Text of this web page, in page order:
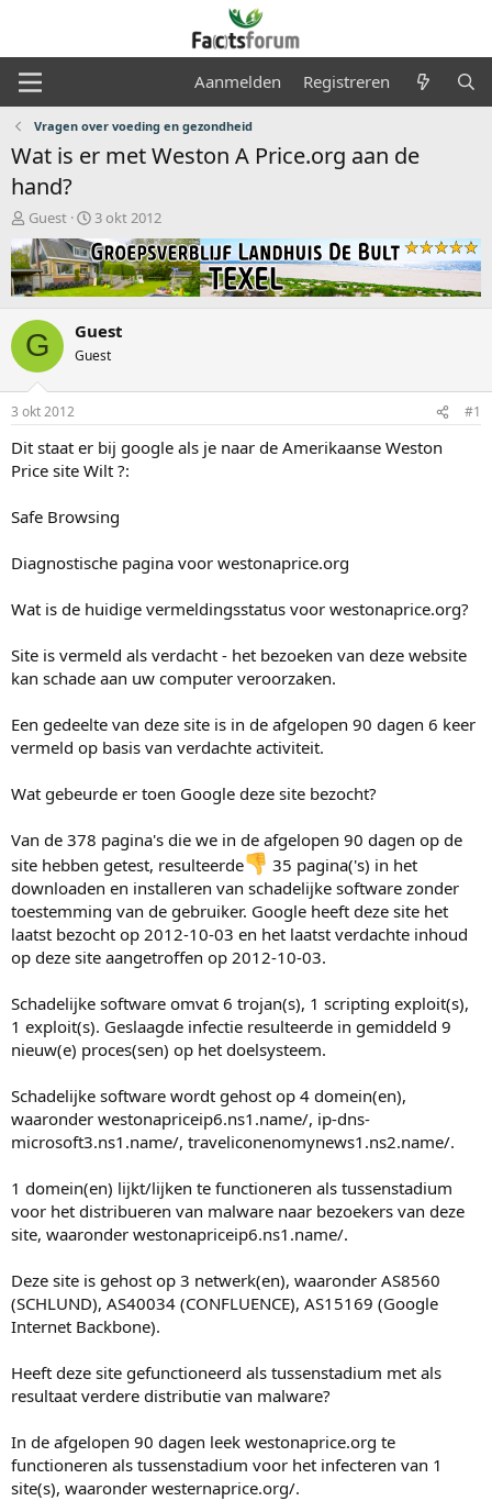
Aanmelden Registreren
Vragen over voeding en gezondheid
Wat is er met Weston A Price.org aan de
hand?
O
n
d
e
r
w
e
r
p
s
t
r
t
r
Guest
S
a
r
t
a
t
m
3 okt 2012
G Guest
Guest
3 okt 2012 #1
Dit staat er bij google als je naar de Amerikaanse Weston
Price site Wilt ?:
Safe Browsing
Diagnostische pagina voor westonaprice.org
Wat is de huidige vermeldingsstatus voor westonaprice.org?
Site is vermeld als verdacht - het bezoeken van deze website
kan schade aan uw computer veroorzaken.
Een gedeelte van deze site is in de afgelopen 90 dagen 6 keer
vermeld op basis van verdachte activiteit.
Wat gebeurde er toen Google deze site bezocht?
Van de 378 pagina's die we in de afgelopen 90 dagen op de
site hebben getest, resulteerde
35 pagina('s) in het
downloaden en installeren van schadelijke software zonder
toestemming van de gebruiker. Google heeft deze site het
laatst bezocht op 2012-10-03 en het laatst verdachte inhoud
op deze site aangetroffen op 2012-10-03.
Schadelijke software omvat 6 trojan(s), 1 scripting exploit(s),
1 exploit(s). Geslaagde infectie resulteerde in gemiddeld 9
nieuw(e) proces(sen) op het doelsysteem.
Schadelijke software wordt gehost op 4 domein(en),
waaronder westonapriceip6.ns1.name/, ip-dns-
microsoft3.ns1.name/, traveliconenomynews1.ns2.name/.
1 domein(en) lijkt/lijken te functioneren als tussenstadium
voor het distribueren van malware naar bezoekers van deze
site, waaronder westonapriceip6.ns1.name/.
Deze site is gehost op 3 netwerk(en), waaronder AS8560
(SCHLUND), AS40034 (CONFLUENCE), AS15169 (Google
Internet Backbone).
Heeft deze site gefunctioneerd als tussenstadium met als
resultaat verdere distributie van malware?
In de afgelopen 90 dagen leek westonaprice.org te
functioneren als tussenstadium voor het infecteren van 1
site(s), waaronder westernaprice.org/.